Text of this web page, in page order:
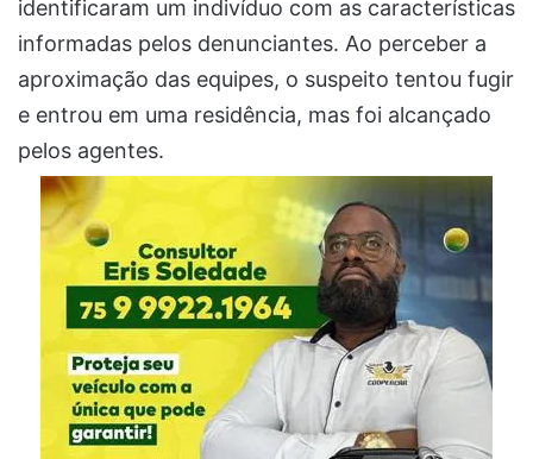
identificaram um indivíduo com as características
informadas pelos denunciantes. Ao perceber a
aproximação das equipes, o suspeito tentou fugir
e entrou em uma residência, mas foi alcançado
pelos agentes.